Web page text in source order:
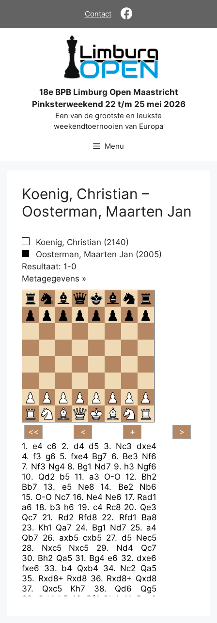
de
Contact
18e BPB Limburg Open Maastricht
Pinksterweekend 22 t/m 25 mei 2026
Een van de grootste en leukste
weekendtoernooien van Europa
Menu
Koenig, Christian –
Oosterman, Maarten Jan
Koenig, Christian (2140)
Oosterman, Maarten Jan (2005)
Resultaat: 1-0
Metagegevens »
om
te
openen.
1. e4 c6 2. d4 d5 3. Nc3 dxe4
4.f3 g6 5. fxe4 Bg7 6. Be3 Nf6
7. Nf3 Ng4 8. Bg1 Nd7 9. h3 Ngf6
10. Qd2 b5 11. a3 O-O 12. Bh2
Bb7
13. e5 Ne8 14. Be2
Nb6
15. O-O Nc7 16. Ne4 Ne6 17. Rad1
a6 18. b3 h6 19. c4 Rc8 20. Qe3
Qc7 21. Rd2 Rfd8 22. Rfd1
Ba8
23. Kh1 Qa7 24. Bg1 Nd7 25. a4
Qb7 26. axb5 cxb5 27. d5 Nec5
28. Nxc5 Nxc5 29. Nd4
Qc7
30. Bh2 Qa5 31. Bg4 e6 32.dxe6
fxe6 33. b4 Qxb4 34. Nc2 Qa5
35. Rxd8+ Rxd8 36. Rxd8+ Qxd8
37. Qxc5 Kh7 38. Qd6
Qg5
39.
Qd4 h5 40. Bf4 Qh4 41. Bxe6